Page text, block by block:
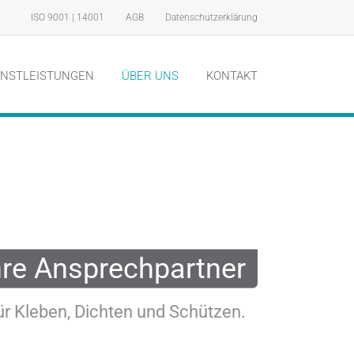
ISO 9001 | 14001 AGB Datenschutzerklärung
ÜBER UNS KONTAKT
Ansprechpartner
Kleben, Dichten und Schützen.